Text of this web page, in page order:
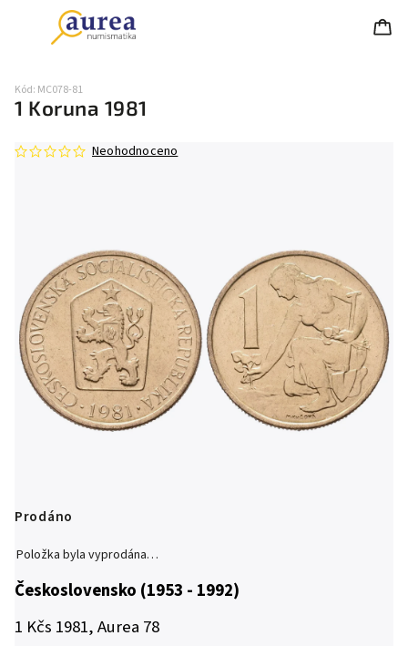
1 Koruna 1981
Kód: MC078-81
Neohodnoceno
Prodáno
Položka byla vyprodána…
Československo (1953 - 1992)
1 Kčs 1981, Aurea 78